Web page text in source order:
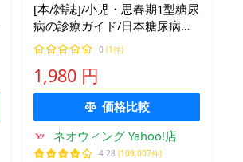
[本/雑誌]/小児・思春期1型糖尿
病の診療ガイド/日本糖尿病学
会/編・著 日本小児内分泌学会/
編・著
0 (1件)
1,980 円
価格比較
ネオウィング Yahoo!店
4.28 (109,007件)